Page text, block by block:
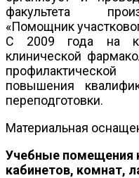
факультета
«Помощник
С 2009 года на
клинической
повышения
переподготовки.
Материальная
Учебные помещения
кабинетов, комнат,